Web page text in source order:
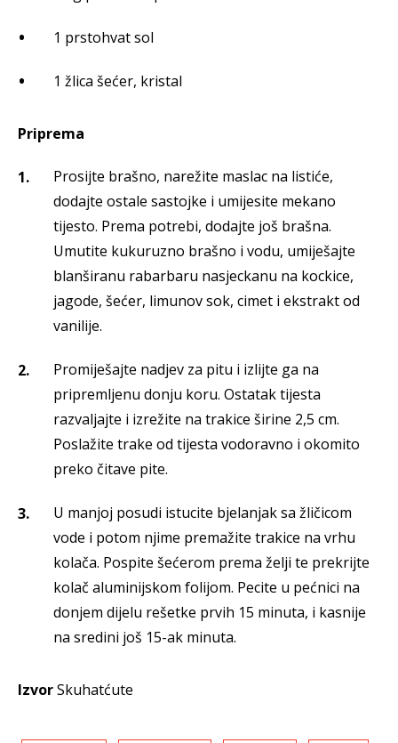
1 prstohvat sol
1 žlica šećer, kristal
Priprema
Prosijte brašno, narežite maslac na listiće,
dodajte ostale sastojke i umijesite mekano
tijesto. Prema potrebi, dodajte još brašna.
Umutite kukuruzno brašno i vodu, umiješajte
blanširanu rabarbaru nasjeckanu na kockice,
jagode, šećer, limunov sok, cimet i ekstrakt od
vanilije.
Promiješajte nadjev za pitu i izlijte ga na
pripremljenu donju koru. Ostatak tijesta
razvaljajte i izrežite na trakice širine 2,5 cm.
Poslažite trake od tijesta vodoravno i okomito
preko čitave pite.
U manjoj posudi istucite bjelanjak sa žličicom
vode i potom njime premažite trakice na vrhu
kolača. Pospite šećerom prema želji te prekrijte
kolač aluminijskom folijom. Pecite u pećnici na
donjem dijelu rešetke prvih 15 minuta, i kasnije
na sredini još 15-ak minuta.
IzvorSkuhatćute